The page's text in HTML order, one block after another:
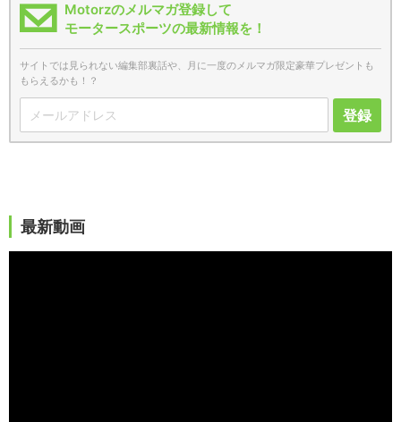
Motorzのメルマガ登録して
モータースポーツの最新情報を！
サイトでは見られない編集部裏話や、月に一度のメルマガ限定豪華プレゼントも
もらえるかも！？
登録
最新動画